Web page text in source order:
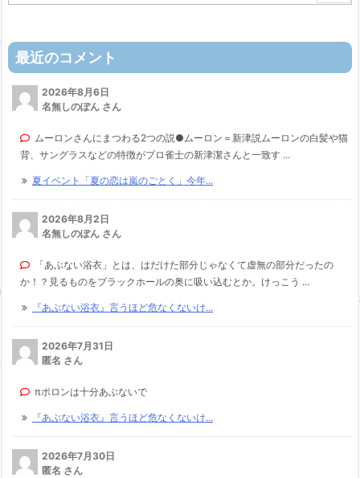
最近のコメント
2026年8月6日
名無しのぽん さん
ムーロンさんにまつわる2つの説●ムーロン＝新津説ムーロンの白髪や猫
背、サングラスなどの特徴がプロ雀士の新津潔さんと一致す ...
夏イベント「夏の恋は嵐のごとく」今年...
2026年8月2日
名無しのぽん さん
「あぶない浴衣」とは、はだけた部分じゃなくて虚無の部分だったの
か！？見るものをブラックホールの奥に吸い込むとか。けっこう ...
『あぶない浴衣』言うほど危なくないけ...
2026年7月31日
匿名 さん
πポロンは十分あぶないで
『あぶない浴衣』言うほど危なくないけ...
2026年7月30日
匿名 さん